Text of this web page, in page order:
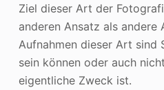
Ziel dieser Art der
anderen Ansatz als andere
Aufnahmen dieser Art
sein können oder auch
eigentliche Zweck ist.